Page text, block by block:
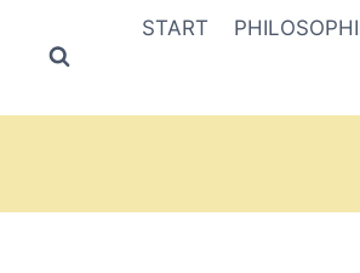
START